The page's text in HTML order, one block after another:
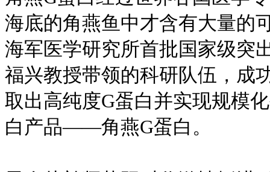
海底的角燕鱼中才含有大量的
海军医学研究所首批国家级突
福兴教授带领的科研队伍，成
取出高纯度G蛋白并实现规模
白产品——角燕G蛋白。